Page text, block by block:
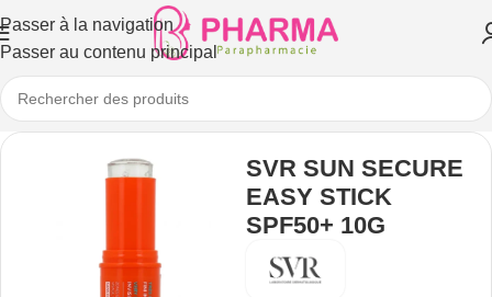
Passer à la navigation
Passer au contenu principal
SVR SUN SECURE
EASY STICK
SPF50+ 10G